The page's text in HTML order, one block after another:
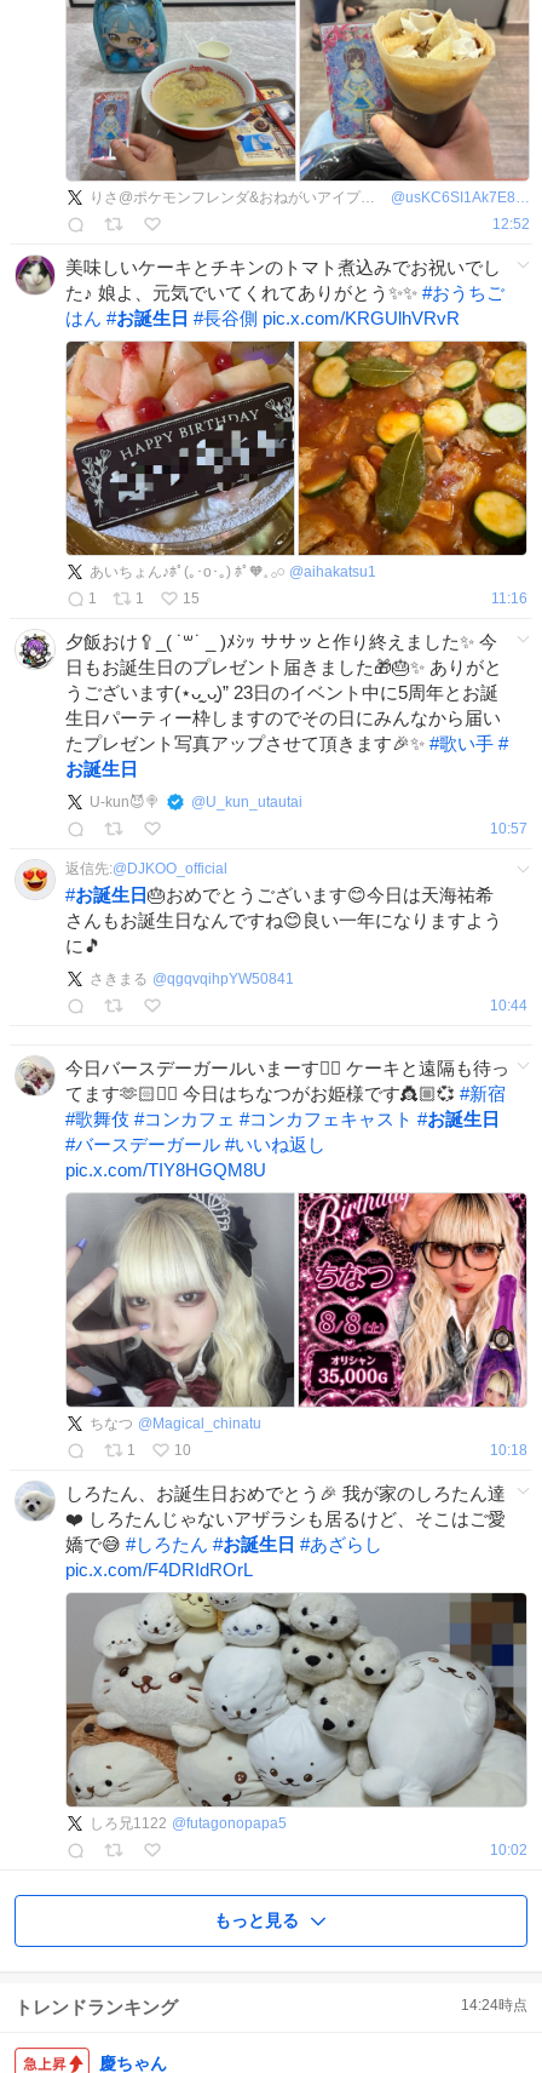
りさ@ポケモンフレンダ&おねがいアイプリ💙 @usKC6SI1Ak7E89g
12:52
美味しいケーキとチキンのトマト煮込みでお祝いでし
た♪ 娘よ、元気でいてくれてありがとう✨✨ #おうちご
はん #お誕生日 #長谷側 pic.x.com/KRGUlhVRvR
あいちょん♪︎ﾎﾟ(｡･о･｡) ﾎﾟ🧡𓈒 𓂂𓏸 @aihakatsu1
1
1 15 11:16
夕飯おけ🥄_( ˙꒳​˙ _ )ﾒｼｯ ササッと作り終えました✨️ 今
日もお誕生日のプレゼント届きました🎁🎂✨️ ありがと
うございます(⋆ᴗ͈ˬᴗ͈)” 23日のイベント中に5周年とお誕
生日パーティー枠しますのでその日にみんなから届い
たプレゼント写真アップさせて頂きます🎉✨️ #歌い手 #
お誕生日
U-kun😈🍭 @U_kun_utautai
10:57
返信先:@ DJKOO_official
#お誕生日🎂おめでとうございます😊今日は天海祐希
さんもお誕生日なんですね😊良い一年になりますよう
に🎵
さきまる @qgqvqihpYW50841
10:44
今日バースデーガールいまーす🙋‍♀️ ケーキと遠隔も待っ
てます🫶🏻❤️‍🔥 今日はちなつがお姫様です👸🏼💞 #新宿
#歌舞伎 #コンカフェ #コンカフェキャスト #お誕生日
#バースデーガール #いいね返し
pic.x.com/TIY8HGQM8U
ちなつ @ Magical_chinatu
1
10 10:18
しろたん、お誕生日おめでとう🎉 我が家のしろたん達
❤️ しろたんじゃないアザラシも居るけど、そこはご愛
嬌で😅 #しろたん #お誕生日 #あざらし
pic.x.com/F4DRIdROrL
しろ兄1122 @futagonopapa5
10:02
もっと見る
トレンドランキング 14:24時点
慶ちゃん